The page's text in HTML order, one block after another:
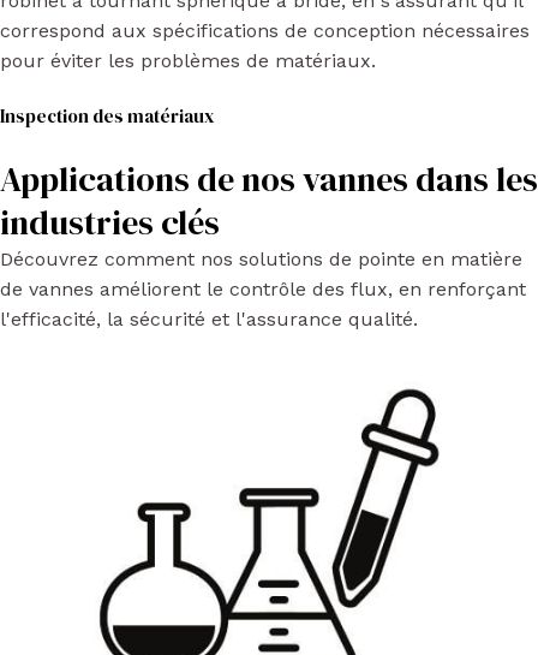
correspond aux spécifications de conception nécessaires
pour éviter les problèmes de matériaux.
Inspection des matériaux
Applications de nos vannes dans les
industries clés
Découvrez comment nos solutions de pointe en matière
de vannes améliorent le contrôle des flux, en renforçant
l'efficacité, la sécurité et l'assurance qualité.